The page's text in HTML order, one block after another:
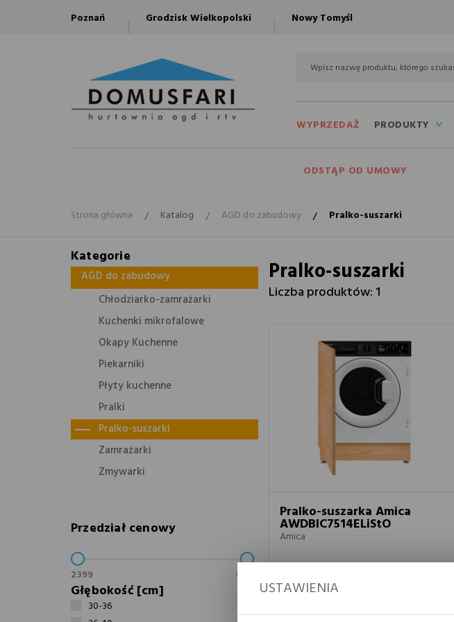
USTAWIENIA
Poznań Grodzisk Wielkopolski Nowy Tomyśl
WYPRZEDAŻ PRODUKTY
ODSTĄP OD UMOWY
Strona główna Katalog AGD do zabudowy Pralko-suszarki
Kategorie
AGD do zabudowy
Chłodziarko-zamrażarki
Kuchenki mikrofalowe
Okapy Kuchenne
Piekarniki
Płyty kuchenne
Pralki
Pralko-suszarki
Zamrażarki
Zmywarki
Przedział cenowy
Głębokość [cm]
30-36
Pralko-suszarki
Liczba produktów: 1
Pralko-suszarka Amica
AWDBIC7514ELiStO
Amica
2 399 zł